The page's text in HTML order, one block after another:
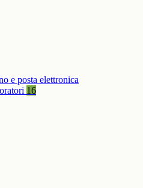
e posta elettronica
16